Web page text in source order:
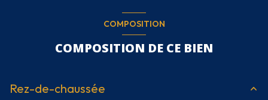
COMPOSITION
COMPOSITION DE CE BIEN
Rez-de-chaussée